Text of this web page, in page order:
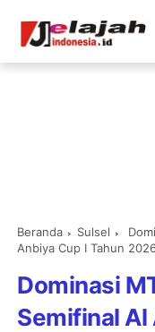
Beranda Sulsel
Anbiya Cup I Tahun
Dominasi
Semifinal Al